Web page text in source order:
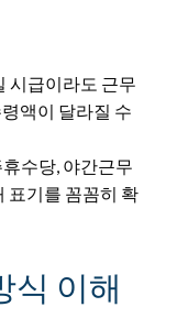
시급이라도 근무
액이 달라질 수
수당, 야간근무
표기를 꼼꼼히 확
식 이해